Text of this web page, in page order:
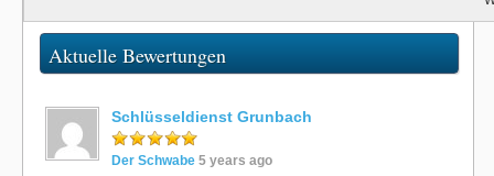
Aktuelle Bewertungen
Schlüsseldienst Grunbach
Der Schwabe 5 years ago